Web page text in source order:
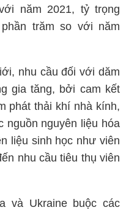
năm 2021, tỷ trọng
trăm so với năm
nhu cầu đối với dăm
gia tăng, bởi cam kết
phát thải khí nhà kính,
nguồn nguyên liệu hóa
liệu sinh học như viên
nhu cầu tiêu thụ viên
và Ukraine buộc các